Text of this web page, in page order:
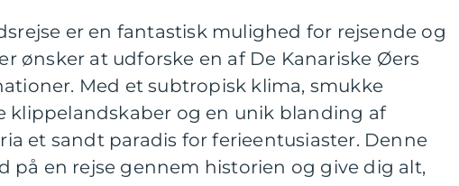
er en fantastisk mulighed for rejsende og
ønsker at udforske en af De Kanariske Øers
Med et subtropisk klima, smukke
klippelandskaber og en unik blanding af
et sandt paradis for ferieentusiaster. Denne
på en rejse gennem historien og give dig alt,